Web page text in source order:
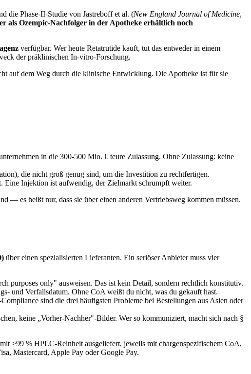
die Phase-II-Studie von Jastreboff et al. (New England Journal of Medicine,
als Ozempic-Nachfolger in der Apotheke erhältlich noch
verfügbar. Wer heute Retatrutide kauft, tut das entweder in einem
der präklinischen In-vitro-Forschung.
auf dem Weg durch die klinische Entwicklung. Die Apotheke ist für sie
in die 300-500 Mio. € teure Zulassung. Ohne Zulassung: keine
die nicht groß genug sind, um die Investition zu rechtfertigen.
Injektion ist aufwendig, der Zielmarkt schrumpft weiter.
— es heißt nur, dass sie über einen anderen Vertriebsweg kommen müssen.
über einen spezialisierten Lieferanten. Ein seriöser Anbieter muss vier
purposes only" ausweisen. Das ist kein Detail, sondern rechtlich konstitutiv.
und Verfallsdatum. Ohne CoA weißt du nicht, was du gekauft hast.
sind die drei häufigsten Probleme bei Bestellungen aus Asien oder
keine „Vorher-Nachher"-Bilder. Wer so kommuniziert, macht sich nach §
>99 % HPLC-Reinheit ausgeliefert, jeweils mit chargenspezifischem CoA,
Mastercard, Apple Pay oder Google Pay.